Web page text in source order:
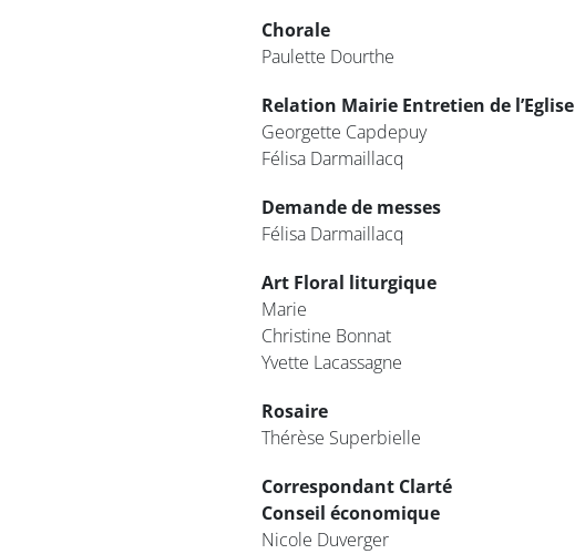
Chorale
Paulette Dourthe
Relation Mairie Entretien de l’Eglise
Georgette Capdepuy
Félisa Darmaillacq
Demande de messes
Félisa Darmaillacq
Art Floral liturgique
Marie
Christine Bonnat
Yvette Lacassagne
Rosaire
Thérèse Superbielle
Correspondant Clarté
Conseil économique
Nicole Duverger